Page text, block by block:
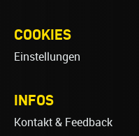
COOKIES
Einstellungen
INFOS
Kontakt & Feedback